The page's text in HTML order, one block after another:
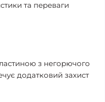
та переваги
з негорючого
додатковий захист